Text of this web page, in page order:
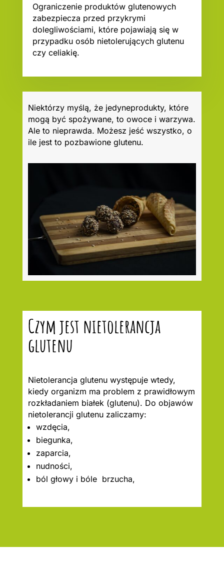
Ograniczenie produktów glutenowych
zabezpiecza przed przykrymi
dolegliwościami, które pojawiają się w
przypadku osób nietolerujących glutenu
czy celiakię.
Niektórzy myślą, że jedyneprodukty, które
mogą być spożywane, to owoce i warzywa.
Ale to nieprawda. Możesz jeść wszystko, o
ile jest to pozbawione glutenu.
Czym jest nietolerancja
glutenu
Nietolerancja glutenu występuje wtedy,
kiedy organizm ma problem z prawidłowym
rozkładaniem białek (glutenu). Do objawów
nietolerancji glutenu zaliczamy:
wzdęcia,
biegunka,
zaparcia,
nudności,
ból głowy i bóle brzucha,